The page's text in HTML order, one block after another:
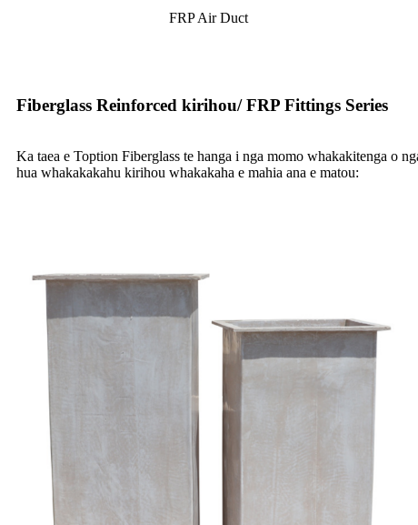
FRP Air Duct
Fiberglass Reinforced kirihou/ FRP Fittings Series
Ka taea e Toption Fiberglass te hanga i nga momo whakakitenga o
hua whakakakahu kirihou whakakaha e mahia ana e matou: